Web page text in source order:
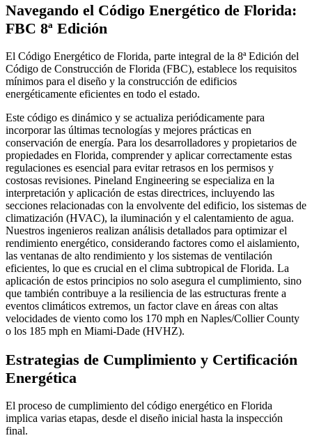
Navegando el Código Energético de Florida:
FBC 8ª Edición
El Código Energético de Florida, parte integral de la 8ª Edición del
Código de Construcción de Florida (FBC), establece los requisitos
mínimos para el diseño y la construcción de edificios
energéticamente eficientes en todo el estado.
Este código es dinámico y se actualiza periódicamente para
incorporar las últimas tecnologías y mejores prácticas en
conservación de energía. Para los desarrolladores y propietarios de
propiedades en Florida, comprender y aplicar correctamente estas
regulaciones es esencial para evitar retrasos en los permisos y
costosas revisiones. Pineland Engineering se especializa en la
interpretación y aplicación de estas directrices, incluyendo las
secciones relacionadas con la envolvente del edificio, los sistemas de
climatización (HVAC), la iluminación y el calentamiento de agua.
Nuestros ingenieros realizan análisis detallados para optimizar el
rendimiento energético, considerando factores como el aislamiento,
las ventanas de alto rendimiento y los sistemas de ventilación
eficientes, lo que es crucial en el clima subtropical de Florida. La
aplicación de estos principios no solo asegura el cumplimiento, sino
que también contribuye a la resiliencia de las estructuras frente a
eventos climáticos extremos, un factor clave en áreas con altas
velocidades de viento como los 170 mph en Naples/Collier County
o los 185 mph en Miami-Dade (HVHZ).
Estrategias de Cumplimiento y Certificación
Energética
El proceso de cumplimiento del código energético en Florida
implica varias etapas, desde el diseño inicial hasta la inspección
final.